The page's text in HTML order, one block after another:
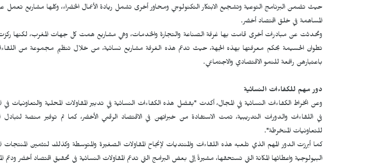
حيث تضمن البرنامج التوعية وتشجيع الابتكار التكنولوجي ومحاور أخرى تشمل ريادة الأعمال الخضراء، وكلها مشاريع تعمل على
المساهمة في خلق اقتصاد أخضر.
وتحدثت عن مبادرات أخرى قامت بها غرفة الصناعة والتجارة والخدمات، وهي مشاريع همت كل جهات المغرب، لكنها
تطوان الحسيمة بحكم معرفتها بهذه الجهة، حيث تدعم هذه الغرفة مشاريع نسائية، من خلال تنظيم مجموعة من
باعتبارهن رافعة للنمو الاقتصادي والاجتماعي.
دور مهم للكفاءات النسائية
وعن انخراط الكفاءات النسائية في المجال، أكدت "بفضل هذه الكفاءات النسائية في تدبير المقاولات المحلية والتعاونيات في
في اللقاءات والدورات التدريبية، تمت الاستفادة من خبراتهن في الاقتصاد الرقمي الأخضر، كما تم توفير منصة لتبادل
للتعاونيات المنخرطة".
كما أبرزت الدور المهم الذي تلعبه هذه اللقاءات والمنتديات لإنجاح المقاولات الصغيرة والمتوسطة وكذلك لتثمين المنتجات
البيولوجية وإعطائها المكانة التي تستحقها، مشيرةً إلى بعض البرامج التي تدعم المقاولات النسائية في تحقيق اقتصاد أخضر ودعم